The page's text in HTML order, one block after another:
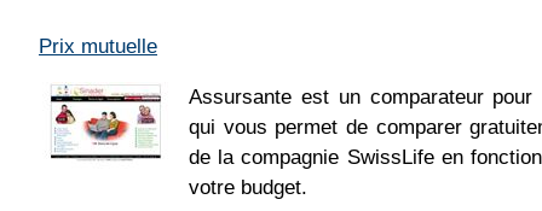
Prix mutuelle
Assursante est un comparateur
qui vous permet de comparer
de la compagnie SwissLife en
votre budget.